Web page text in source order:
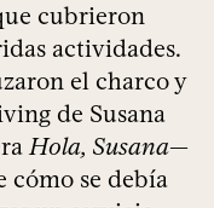
cubrieron
actividades.
el charco y
de Susana
Hola, Susana—
cómo se debía